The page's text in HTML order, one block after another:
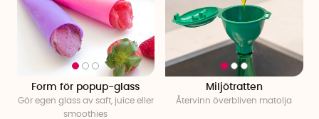
Form för popup-glass
Gör egen glass av saft, juice eller
smoothies
Miljötratten
Återvinn överbliven matolja